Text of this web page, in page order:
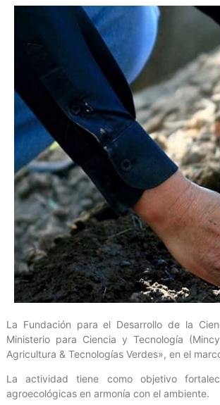
La Fundación para el Desarrollo de la
Ministerio para Ciencia y Tecnología
Agricultura & Tecnologías Verdes», en el
La actividad tiene como objetivo
agroecológicas en armonía con el ambiente.